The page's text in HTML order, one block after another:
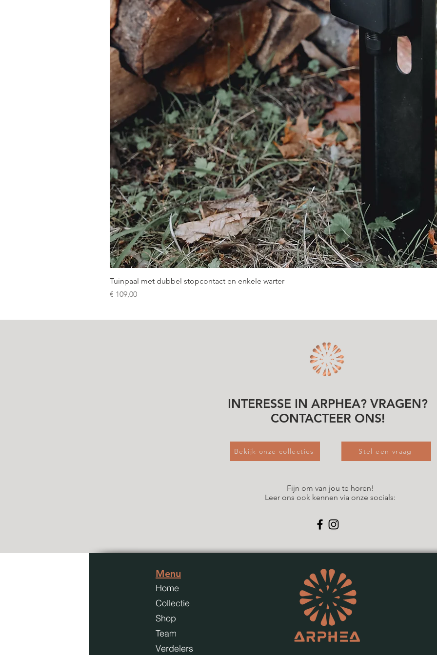
Tuinpaal met dubbel stopcontact en enkele warter
Prijs
€ 109,00
INTERESSE IN ARPHEA? VRAGEN?
CONTACTEER ONS!
Bekijk onze collecties Stel een vraag
Fijn om van jou te horen!
Leer ons ook kennen via onze socials:
Menu
Home
Collectie
Shop
Team
Verdelers